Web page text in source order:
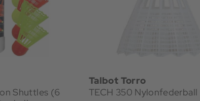
Shuttles (6
Talbot Torro
TECH 350 Nylonfederball